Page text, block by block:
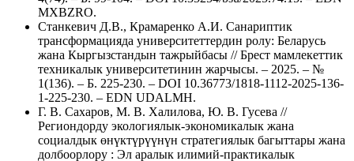
MXBZRO.
Станкевич Д.В., Крамаренко А.И. Санариптик
трансформацияда университеттердин ролу: Беларусь
жана Кыргызстандын тажрыйбасы // Брест мамлекеттик
техникалык университетинин жарчысы. – 2025. – №
1(136). – Б. 225-230. – DOI 10.36773/1818-1112-2025-136-
1-225-230. – EDN UDALMH.
Г. В. Сахаров, М. В. Халилова, Ю. В. Гусева //
Региондорду экологиялык-экономикалык жана
социалдык өнүктүрүүнүн стратегиялык багыттары жана
долбоорлору : Эл аралык илимий-практикалык